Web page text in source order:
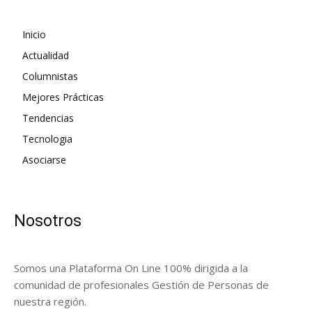
Inicio
Actualidad
Columnistas
Mejores Prácticas
Tendencias
Tecnologia
Asociarse
Nosotros
Somos una Plataforma On Line 100% dirigida a la
comunidad de profesionales Gestión de Personas de
nuestra región.